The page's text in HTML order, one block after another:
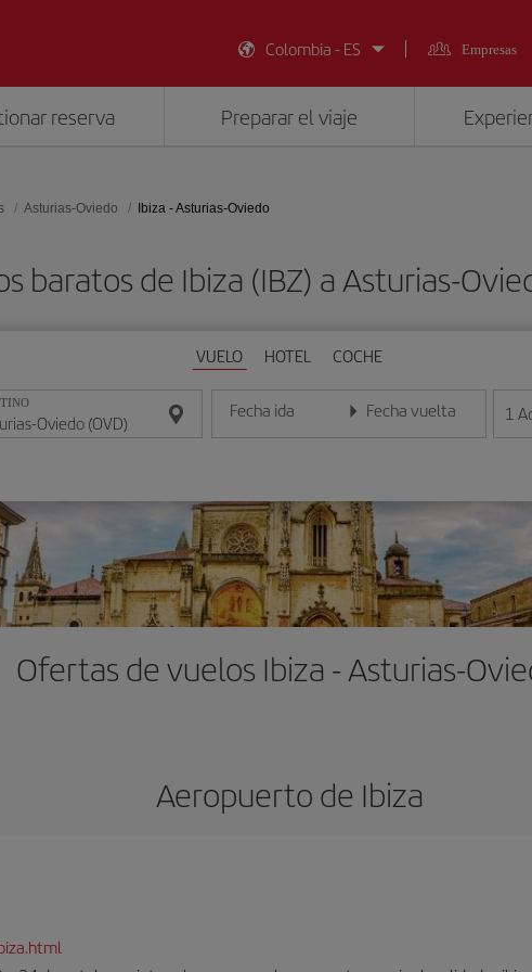
Colombia - ES
Empresas
reserva Preparar el viaje
Asturias-Oviedo Ibiza - Asturias-Oviedo
baratos de Ibiza (IBZ) a Asturias-
VUELO HOTEL COCHE
Fecha ida
Introduce la fecha en formato día/mes/año
Fecha vuelta
Introduce la fecha en 1
Ofertas de vuelos Ibiza - Asturias-
Aeropuerto de Ibiza